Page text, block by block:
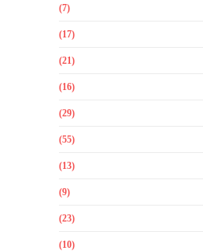
(7)
(17)
(21)
(16)
(29)
(55)
(13)
(9)
(23)
(10)